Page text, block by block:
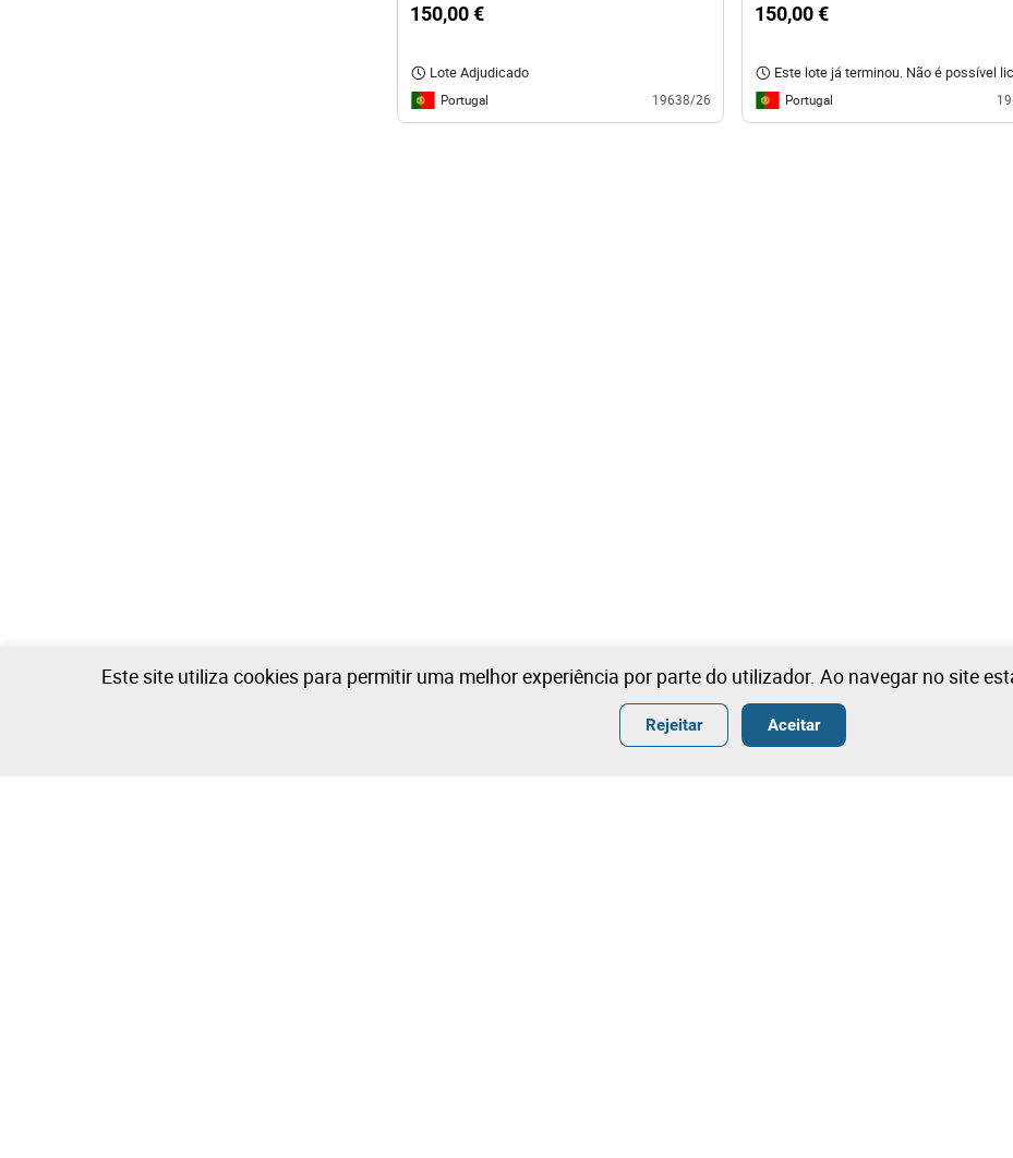
150,00 €
Lote Adjudicado
Portugal 19638/26
150,00 €
Este lote já terminou. Não é possível
Portugal
Este site utiliza cookies para permitir uma melhor experiência por parte do utilizador. Ao navegar no site
Rejeitar Aceitar